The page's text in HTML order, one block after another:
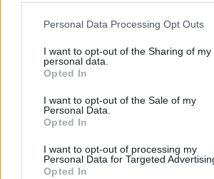
Please note that this website/app uses
not limited to your visit or usage
grant or deny consent to Google and its
use your data for below specified
consent section.
Personal Data Processing Opt Outs
I want to opt-out of the Sharing of my
personal data.
Opted In
I want to opt-out of the Sale of my
Personal Data.
Opted In
I want to opt-out of processing my
Personal Data for Targeted
Opted In
Repítalo en caso necesario
PRECAUCIÓN:
Mantenga el producto alejado de los
únicamente según se indica. Evite que
en contacto con los ojos, si hay
inmediatamente con agua tibia.